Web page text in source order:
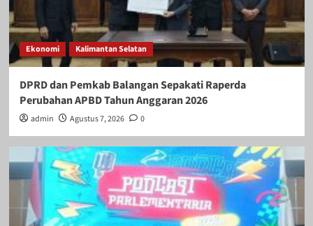
Ekonomi Kalimantan Selatan
DPRD dan Pemkab Balangan Sepakati Raperda
Perubahan APBD Tahun Anggaran 2026
admin Agustus 7, 2026 0